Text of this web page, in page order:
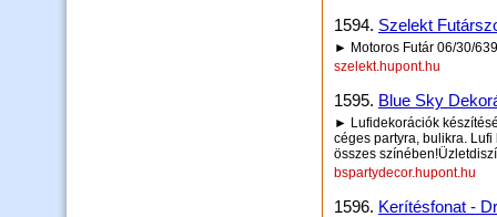
1594. Szelekt
► Motoros Futár 06/30/
szelekt.hupont.hu
1595. Blue Sky
► Lufidekorációk
céges partyra, bulikra.
összes
bspartydecor.hupont.hu
1596. Kerítésfonat -